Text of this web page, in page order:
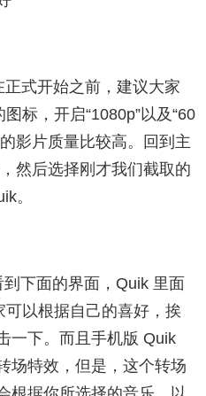
式开始之前，建议大家
标，开启“1080p”以及“60
影片质量比较高。回到主
然后选择刚才我们截取的
。
下面的界面，Quik 里面
以根据自己的喜好，挨
一下。而且手机版 Quik
场特效，但是，这个转场